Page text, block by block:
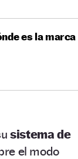
es la marca
sistema de
el modo